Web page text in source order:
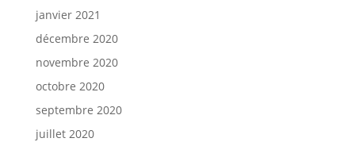
janvier 2021
décembre 2020
novembre 2020
octobre 2020
septembre 2020
juillet 2020